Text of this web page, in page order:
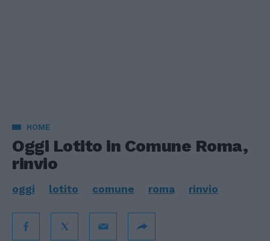
HOME
Oggi Lotito in Comune Roma,
rinvio
oggi lotito comune roma rinvio